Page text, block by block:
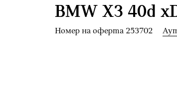
BMW X3 40d
Номер на оферта 253702